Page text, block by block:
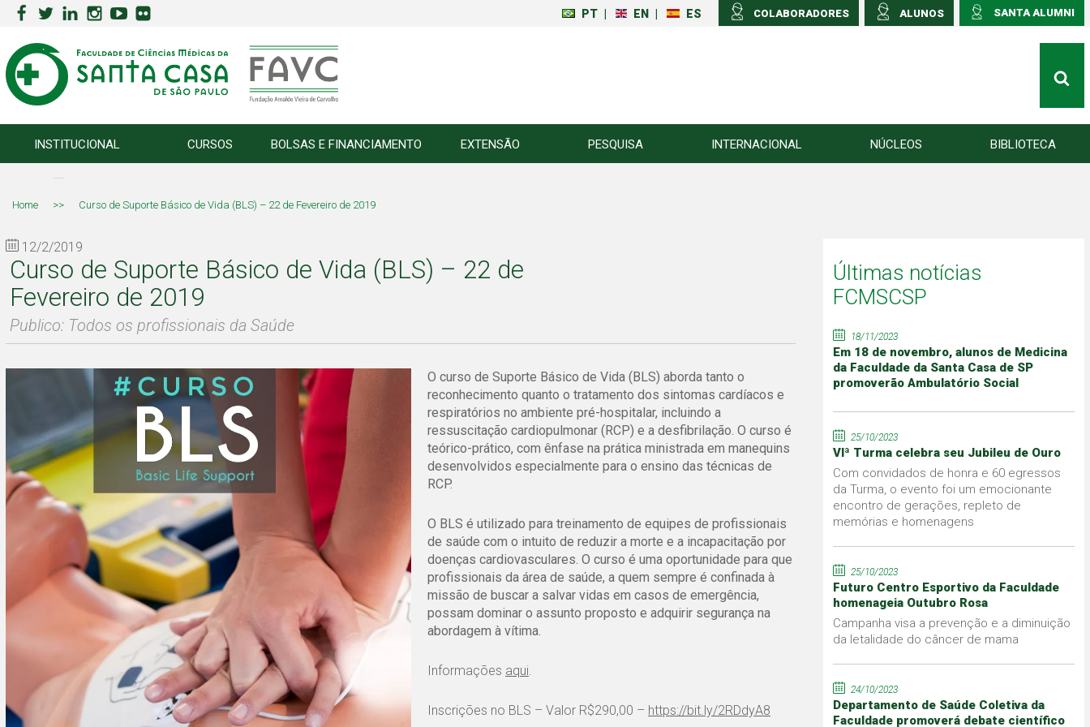
SANTA ALUMNI
ALUNOS
COLABORADORES
PT EN ES
INSTITUCIONAL CURSOS BOLSAS E FINANCIAMENTO EXTENSÃO PESQUISA INTERNACIONAL NÚCLEOS BIBLIOTECA
Home >> Curso de Suporte Básico de Vida (BLS) – 22 de Fevereiro de 2019
12/2/2019
Curso de Suporte Básico de Vida (BLS) – 22 de
Fevereiro de 2019
Publico: Todos os profissionais da Saúde
O curso de Suporte Básico de Vida (BLS) aborda tanto o
reconhecimento quanto o tratamento dos sintomas cardíacos e
respiratórios no ambiente pré-hospitalar, incluindo a
ressuscitação cardiopulmonar (RCP) e a desfibrilação. O curso é
teórico-prático, com ênfase na prática ministrada em manequins
desenvolvidos especialmente para o ensino das técnicas de
RCP.
O BLS é utilizado para treinamento de equipes de profissionais
de saúde com o intuito de reduzir a morte e a incapacitação por
doenças cardiovasculares. O curso é uma oportunidade para que
profissionais da área de saúde, a quem sempre é confinada à
missão de buscar a salvar vidas em casos de emergência,
possam dominar o assunto proposto e adquirir segurança na
abordagem à vítima.​
Informações aqui.
Inscrições no BLS – Valor R$290,00 – https://bit.ly/2RDdyA8
Últimas notícias
FCMSCSP
18/11/2023
Em 18 de novembro, alunos de Medicina
da Faculdade da Santa Casa de SP
promoverão Ambulatório Social
25/10/2023
VIª Turma celebra seu Jubileu de Ouro
Com convidados de honra e 60 egressos
da Turma, o evento foi um emocionante
encontro de gerações, repleto de
memórias e homenagens
25/10/2023
Futuro Centro Esportivo da Faculdade
homenageia Outubro Rosa
Campanha visa a prevenção e a diminuição
da letalidade do câncer de mama
24/10/2023
Departamento de Saúde Coletiva da
Faculdade promoverá debate científico